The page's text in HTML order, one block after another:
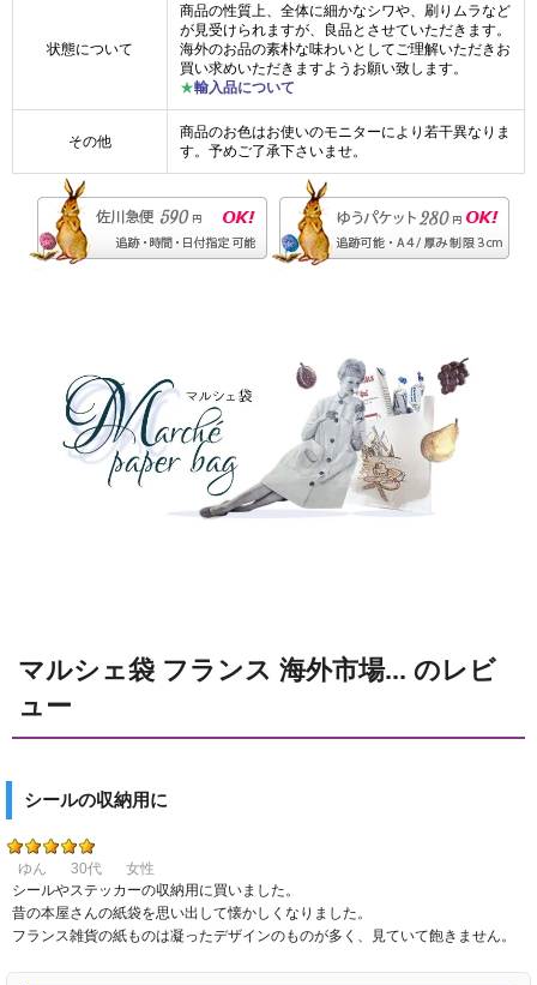
状態について
商品の性質上、全体に細かなシワや、刷りムラなど
が見受けられますが、良品とさせていただきます。
海外のお品の素朴な味わいとしてご理解いただきお
買い求めいただきますようお願い致します。
★輸入品について
その他
商品のお色はお使いのモニターにより若干異なりま
す。予めご了承下さいませ。
マルシェ袋 フランス 海外市場... のレビ
ュー
シールの収納用に
ゆん 30代
女性
シールやステッカーの収納用に買いました。
昔の本屋さんの紙袋を思い出して懐かしくなりました。
フランス雑貨の紙ものは凝ったデザインのものが多く、見ていて飽きません。